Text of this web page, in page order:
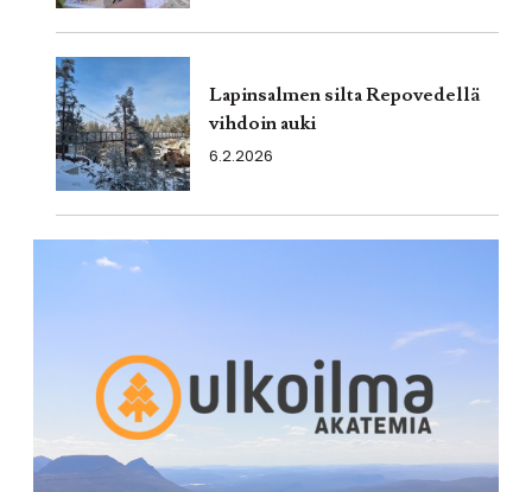
Lapinsalmen silta Repovedellä
vihdoin auki
6.2.2026